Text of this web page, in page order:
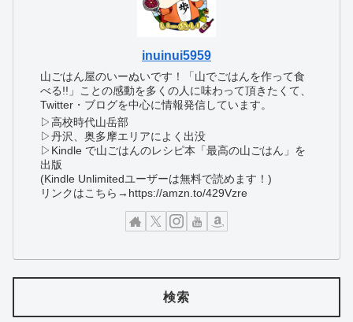
inuinui5959
山ごはん屋のいーぬいです！「山でごはんを作って食
べる!!」ことの感動を多くの人に味わって頂きたくて、
Twitter・ブログを中心に情報発信しています。
▷高校時代山岳部
▷丹沢、奥多摩エリアによく出没
▷Kindle で山ごはんのレシピ本「最高の山ごはん」を
出版
(Kindle Unlimitedユーザーは無料で読めます！)
リンクはこちら→https://amzn.to/429Vzre
検索